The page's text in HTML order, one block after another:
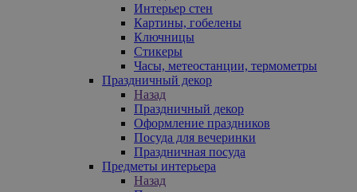
Интерьер стен
Картины, гобелены
Ключницы
Стикеры
Часы, метеостанции, термометры
Праздничный декор
Назад
Праздничный декор
Оформление праздников
Посуда для вечеринки
Праздничная посуда
Предметы интерьера
Назад